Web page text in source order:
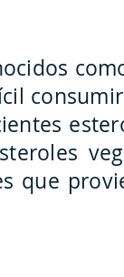
que